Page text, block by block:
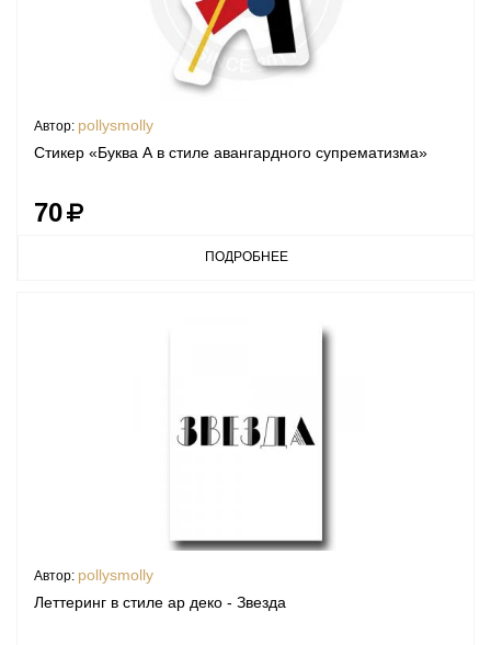
Автор: pollysmolly
Стикер «Буква А в стиле авангардного супрематизма»
70
ПОДРОБНЕЕ
Автор: pollysmolly
Леттеринг в стиле ар деко - Звезда